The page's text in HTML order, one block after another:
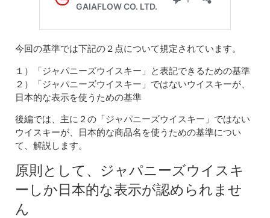
今回の基準では下記の２点について規定されています。
１）「ジャパニーズウイスキー」と表記できるための基準
２）「ジャパニーズウイスキー」ではないウイスキーが、
日本的な表示を使うための基準
後編では、主に２の「ジャパニーズウイスキー」ではない
ウイスキーが、日本的な商品名を使うための基準につい
て、解説します。
原則として、ジャパニーズウイスキ
ーしか日本的な表示が認められませ
ん